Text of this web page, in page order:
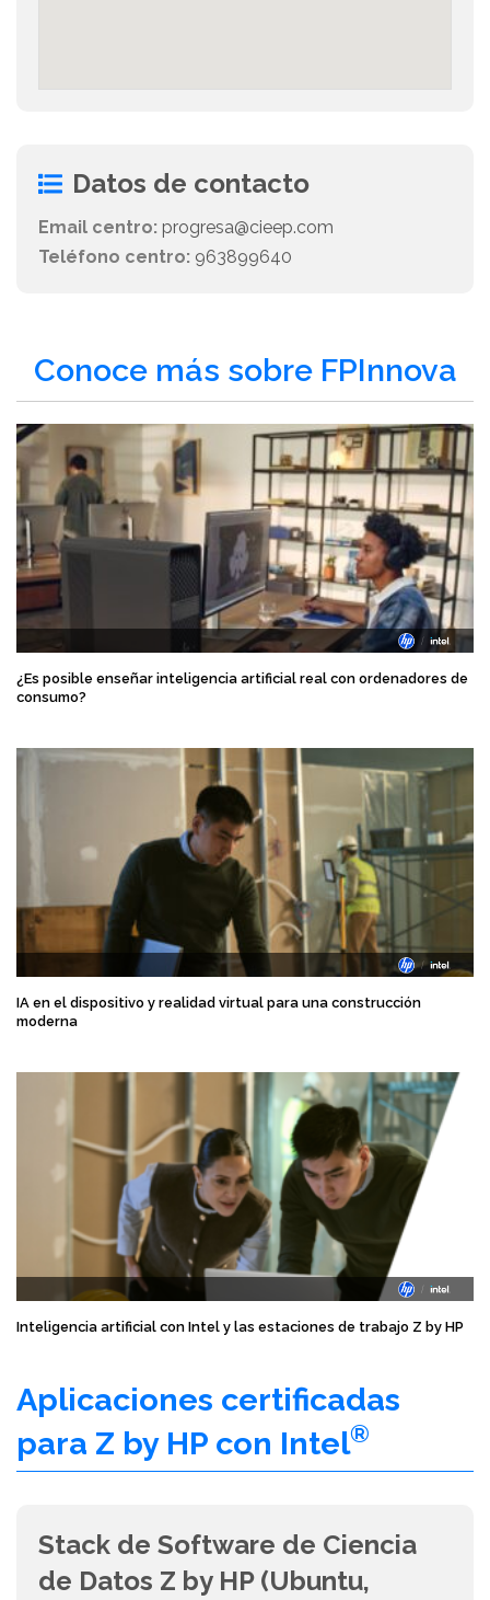
Datos de contacto
Email centro: progresa@cieep.com
Teléfono centro: 963899640
Conoce más sobre FPInnova
¿Es posible enseñar inteligencia artificial real con ordenadores de
consumo?
IA en el dispositivo y realidad virtual para una construcción
moderna
Inteligencia artificial con Intel y las estaciones de trabajo Z by HP
Aplicaciones certificadas
para Z by HP con Intel®
Stack de Software de Ciencia
de Datos Z by HP (Ubuntu,